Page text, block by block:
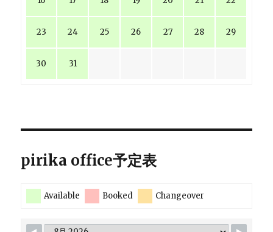
23 24 25 26 27 28 29
30 31
pirika office予定表
Available Booked Changeover